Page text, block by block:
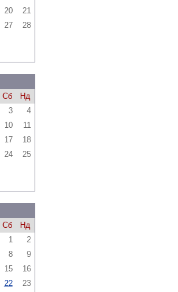
20
21
27
28
Сб
Нд
3
4
10
11
17
18
24
25
Сб
Нд
1
2
8
9
15
16
22
23